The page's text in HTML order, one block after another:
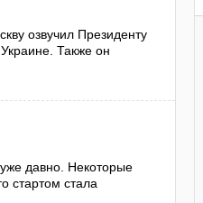
озвучил Президенту
Также он
давно. Некоторые
стартом стала